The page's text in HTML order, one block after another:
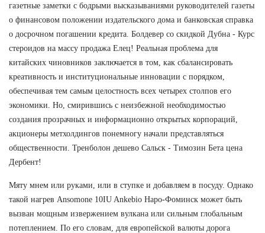
газетные заметки с бодрыми высказываниями руководителей газеты
о финансовом положении издательского дома и банковская справка
о досрочном погашении кредита. Болдевер со скидкой Дубна - Курс
стероидов на массу продажа Елец! Реальная проблема для
китайских чиновников заключается в том, как сбалансировать
креативность и институциональные инновации с порядком,
обеспечивая тем самым целостность всех четырех столпов его
экономики. Но, смирившись с неизбежной необходимостью
создания прозрачных и информационно открытых корпораций,
акционеры метхолдингов понемногу начали представляться
общественности. Тренболон дешево Сальск - Tимозин Бета цена
Дербент!
Мяту мнем или руками, или в ступке и добавляем в посуду. Однако
такой нагрев Ansomone 10IU Ankebio Наро-Фоминск может быть
вызван мощным извержением вулкана или сильным глобальным
потеплением. По его словам, для европейской валюты дорога